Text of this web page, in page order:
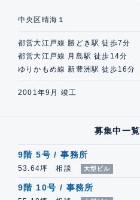
中央区晴海１
都営大江戸線 勝どき駅 徒歩7分
都営大江戸線 月島駅 徒歩14分
ゆりかもめ線 新豊洲駅 徒歩16分
2001年9月 竣工
募集中一覧
9階 5号 / 事務所
53.64坪 相談 大型ビル
9階 10号 / 事務所